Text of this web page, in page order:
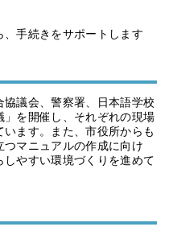
、手続きをサポートします
議会、警察署、日本語学校
を開催し、それぞれの現場
ます。また、市役所からも
マニュアルの作成に向け
やすい環境づくりを進めて